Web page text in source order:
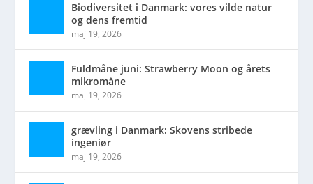
Biodiversitet i Danmark: vores vilde natur
og dens fremtid
maj 19, 2026
Fuldmåne juni: Strawberry Moon og årets
mikromåne
maj 19, 2026
grævling i Danmark: Skovens stribede
ingeniør
maj 19, 2026